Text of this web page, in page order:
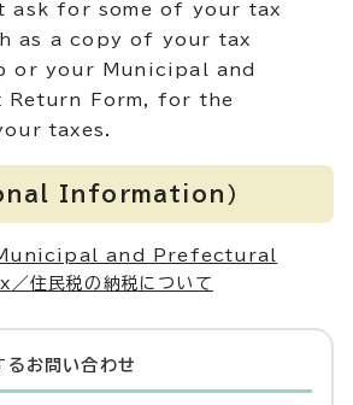
ask for some of your tax
as a copy of your tax
or your Municipal and
Return Form, for the
taxes.
Information）
and Prefectural
住民税の納税について
る お問い合わせ